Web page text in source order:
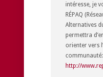
intéresse, je
RÉPAQ
Alternatives
permettra
orienter vers
communauté:
http://